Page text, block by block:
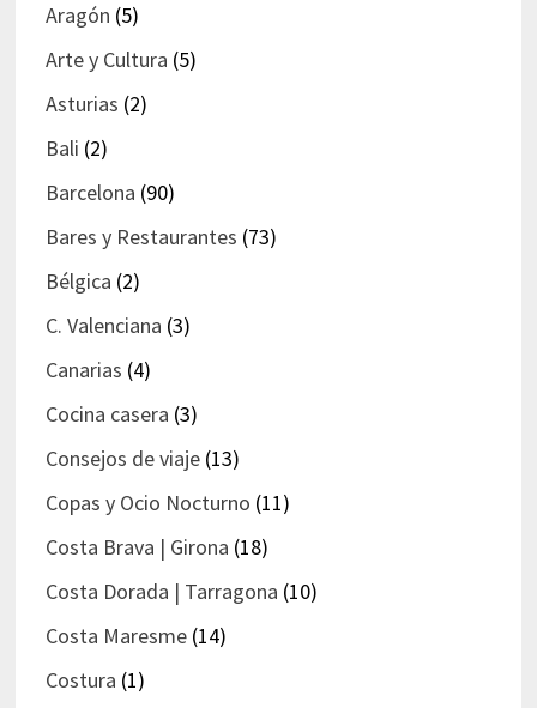
Aragón (5)
Arte y Cultura (5)
Asturias (2)
Bali (2)
Barcelona (90)
Bares y Restaurantes (73)
Bélgica (2)
C. Valenciana (3)
Canarias (4)
Cocina casera (3)
Consejos de viaje(13)
Copas y Ocio Nocturno (11)
Costa Brava | Girona (18)
Costa Dorada | Tarragona (10)
Costa Maresme(14)
Costura (1)